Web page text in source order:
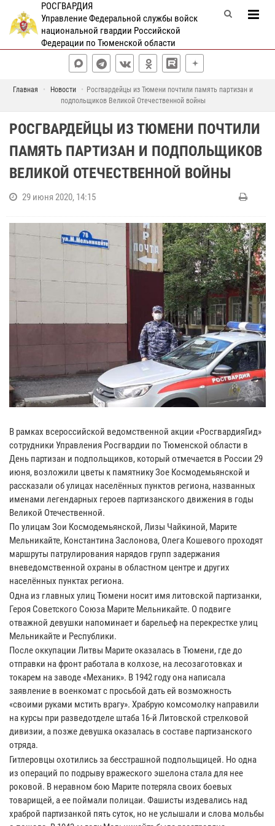
РОСГВАРДИЯ
Управление Федеральной службы войск
национальной гвардии Российской
Федерации по Тюменской области
Главная Новости
Росгвардейцы из Тюмени почтили память партизан и
подпольщиков Великой Отечественной войны
РОСГВАРДЕЙЦЫ ИЗ ТЮМЕНИ ПОЧТИЛИ
ПАМЯТЬ ПАРТИЗАН И ПОДПОЛЬЩИКОВ
ВЕЛИКОЙ ОТЕЧЕСТВЕННОЙ ВОЙНЫ
29 июня 2020, 14:15
В рамках всероссийской ведомственной акции «РосгвардияГид»
сотрудники Управления Росгвардии по Тюменской области в
День партизан и подпольщиков, который отмечается в России 29
июня, возложили цветы к памятнику Зое Космодемьянской и
рассказали об улицах населённых пунктов региона, названных
именами легендарных героев партизанского движения в годы
Великой Отечественной.
По улицам Зои Космодемьянской, Лизы Чайкиной, Марите
Мельникайте, Константина Заслонова, Олега Кошевого проходят
маршруты патрулирования нарядов групп задержания
вневедомственной охраны в областном центре и других
населённых пунктах региона.
Одна из главных улиц Тюмени носит имя литовской партизанки,
Героя Советского Союза Марите Мельникайте. О подвиге
отважной девушки напоминает и барельеф на перекрестке улиц
Мельникайте и Республики.
После оккупации Литвы Марите оказалась в Тюмени, где до
отправки на фронт работала в колхозе, на лесозаготовках и
токарем на заводе «Механик». В 1942 году она написала
заявление в военкомат с просьбой дать ей возможность
«своими руками мстить врагу». Храбрую комсомолку направили
на курсы при разведотделе штаба 16-й Литовской стрелковой
дивизии, а позже девушка оказалась в составе партизанского
отряда.
Гитлеровцы охотились за бесстрашной подпольщицей. Но одна
из операций по подрыву вражеского эшелона стала для нее
роковой. В неравном бою Марите потеряла своих боевых
товарищей, а ее поймали полицаи. Фашисты издевались над
храброй партизанкой пять суток, но не услышали и слова мольбы